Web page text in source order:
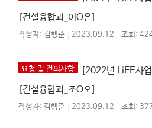
[건설융합과_이O은]
김행준 2023.09.12
요청 및 건의사항
[2022년 LiFE사
[건설융합과_조O오]
김행준 2023.09.12